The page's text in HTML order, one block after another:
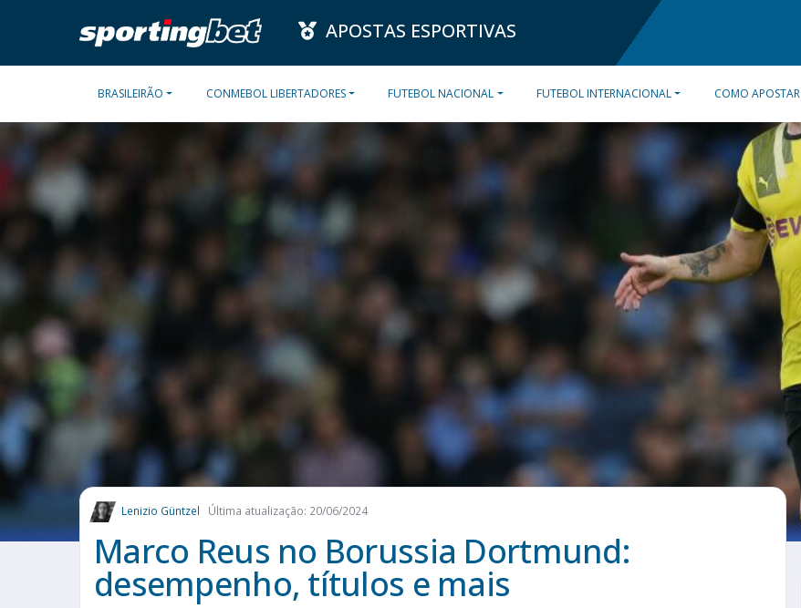
APOSTAS ESPORTIVAS
BRASILEIRÃO CONMEBOL LIBERTADORES FUTEBOL NACIONAL FUTEBOL INTERNACIONAL COMO APOSTAR
Lenizio Güntzel Última atualização: 20/06/2024
Marco Reus no Borussia Dortmund:
desempenho, títulos e mais